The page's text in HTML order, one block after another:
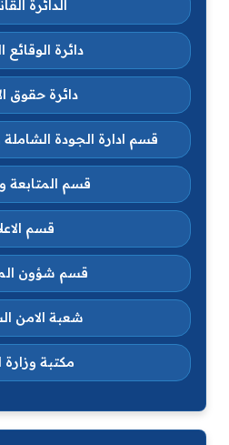
الدائرة
دائرة الوقائع
دائرة حقوق
قسم ادارة الجودة
قسم المتابعة
قسم
قسم شؤون
شعبة الامن
مكتبة وزارة